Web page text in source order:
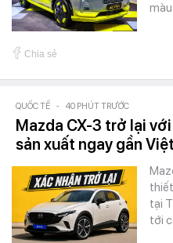
Chia sẻ
QUỐC TẾ - 40 PHÚT TRƯỚC
Mazda CX-3 trở lại
sản xuất ngay gần
tại
tới